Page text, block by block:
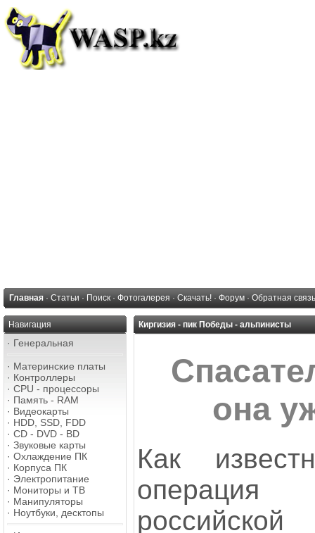
Главная · Статьи · Поиск · Фотогалерея · Скачать! · Форум · Обратная связь
Навигация
· Генеральная
· Материнские платы
· Контроллеры
· CPU - процессоры
· Память - RAM
· Видеокарты
· HDD, SSD, FDD
· CD - DVD - BD
· Звуковые карты
· Охлаждение ПК
· Корпуса ПК
· Электропитание
· Мониторы и ТВ
· Манипуляторы
· Ноутбуки, десктопы
Киргизия - пик Победы - альпинисты
она
Как